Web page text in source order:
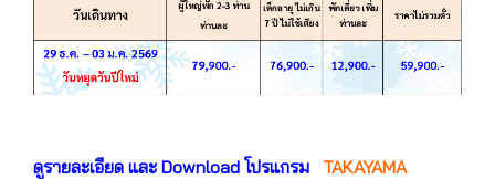
ดูรายละเอียด และ Download โปรแกรม
TAKAYAMA